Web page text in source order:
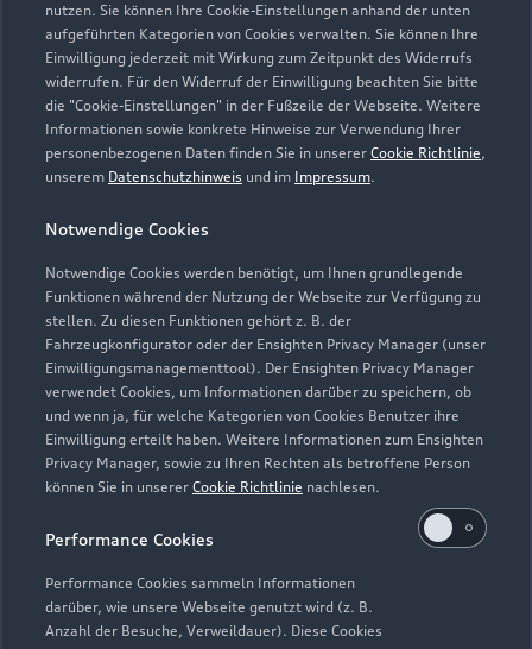
nutzen. Sie können Ihre Cookie-Einstellungen anhand der unten
aufgeführten Kategorien von Cookies verwalten. Sie können Ihre
Einwilligung jederzeit mit Wirkung zum Zeitpunkt des Widerrufs
widerrufen. Für den Widerruf der Einwilligung beachten Sie bitte
die "Cookie-Einstellungen" in der Fußzeile der Webseite. Weitere
Informationen sowie konkrete Hinweise zur Verwendung Ihrer
personenbezogenen Daten finden Sie in unserer Cookie Richtlinie,
unserem Datenschutzhinweis und im Impressum.
Notwendige Cookies
Notwendige Cookies werden benötigt, um Ihnen grundlegende
Funktionen während der Nutzung der Webseite zur Verfügung zu
stellen. Zu diesen Funktionen gehört z. B. der
Fahrzeugkonfigurator oder der Ensighten Privacy Manager (unser
Einwilligungsmanagementtool). Der Ensighten Privacy Manager
verwendet Cookies, um Informationen darüber zu speichern, ob
und wenn ja, für welche Kategorien von Cookies Benutzer ihre
Einwilligung erteilt haben. Weitere Informationen zum Ensighten
Privacy Manager, sowie zu Ihren Rechten als betroffene Person
können Sie in unserer Cookie Richtlinie nachlesen.
Performance Cookies
Performance Cookies sammeln Informationen
darüber, wie unsere Webseite genutzt wird (z. B.
Anzahl der Besuche, Verweildauer). Diese Cookies
Serviceberater kontaktieren
Servicetermin vereinbaren
Modelle
Alle Modelle
Modelle vergleichen
Elektromodelle
Plug-in-Hybride
Kaufen & leasen
Neuwagensuche
Finanzierung
Service & Zubehör
Saisonale Angebote
Audi Services
Garantie
Kundenservice
Über Audi